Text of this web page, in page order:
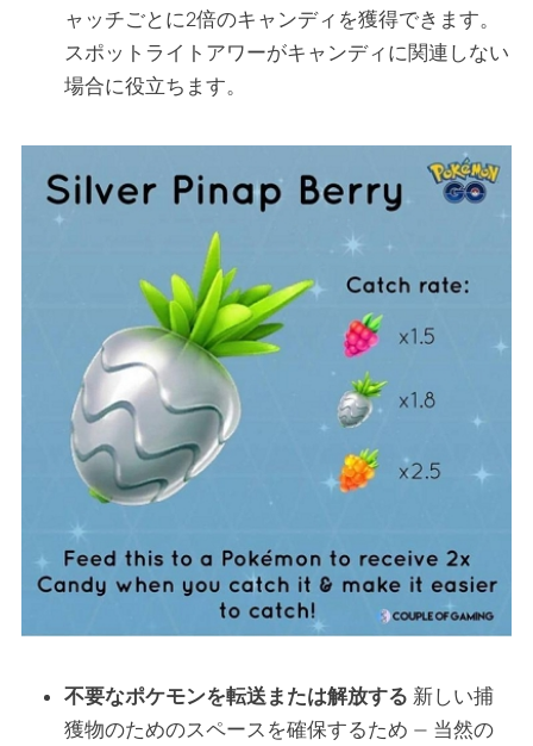
ャッチごとに2倍のキャンディを獲得できます。
スポットライトアワーがキャンディに関連しない
場合に役立ちます。
不要なポケモンを転送または解放する 新しい捕
獲物のためのスペースを確保するため — 当然の